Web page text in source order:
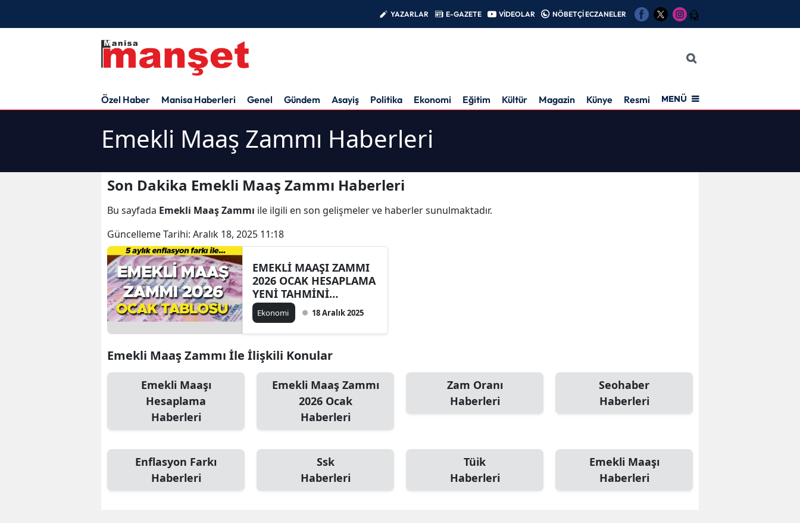
YAZARLAR E-GAZETE VİDEOLAR NÖBETÇİ ECZANELER 12
Özel Haber Manisa Haberleri Genel Gündem Asayiş Politika Ekonomi Eğitim Kültür Magazin Künye Resmi İlanMENÜ
Emekli Maaş Zammı Haberleri
Son Dakika Emekli Maaş Zammı Haberleri
Bu sayfada Emekli Maaş Zammı ile ilgili en son gelişmeler ve haberler sunulmaktadır.
Güncelleme Tarihi: Aralık 18, 2025 11:18
EMEKLİ MAAŞI ZAMMI
2026 OCAK HESAPLAMA
YENİ TAHMİNİ
TUTARLAR (4A, 4B, 4C
TABLOSU) || SSK BAĞ
KUR Emekli maaşı ne
düşük emekli maaşı
zamlanacak mı?
Ekonomi 18 Aralık 2025
Emekli Maaş Zammı İle İlişkili Konular
Emekli Maaşı
Hesaplama
Haberleri
Emekli Maaş Zammı
2026 Ocak
Haberleri
Zam Oranı
Haberleri
Seohaber
Haberleri
Enflasyon Farkı
Haberleri
Ssk
Haberleri
Tüik
Haberleri
Emekli Maaşı
Haberleri